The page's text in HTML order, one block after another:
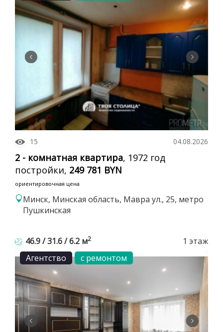
15 04.08.2026
2 - комнатная квартира, 1972 год
постройки, 249 781 BYN
ориентировочная цена
Минск, Минская область, Мавра ул., 25, метро
Пушкинская
46.9 / 31.6 / 6.2 м2
1 этаж
Агентство
с ремонтом